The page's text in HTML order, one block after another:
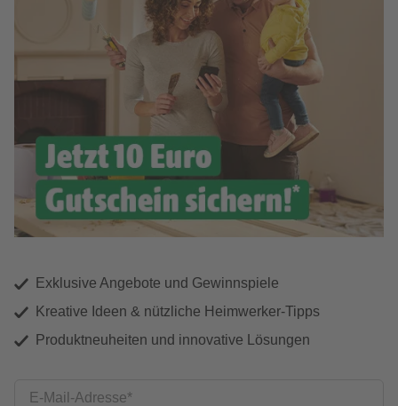
Exklusive Angebote und Gewinnspiele
Kreative Ideen & nützliche Heimwerker-Tipps
Produktneuheiten und innovative Lösungen
E-Mail-Adresse